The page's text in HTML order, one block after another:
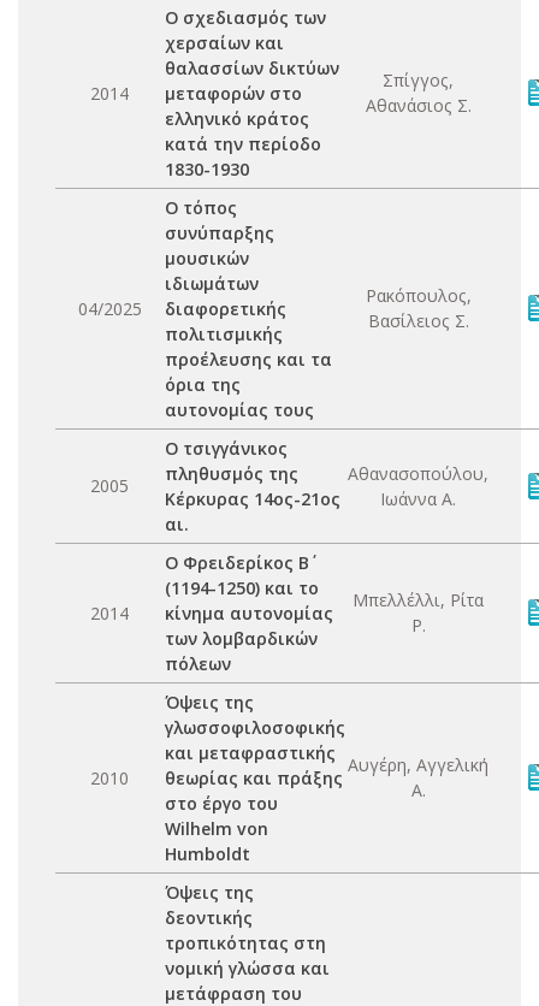
2014
Ο σχεδιασμός των
χερσαίων και
θαλασσίων δικτύων
μεταφορών στο
ελληνικό κράτος
κατά την περίοδο
1830-1930
Σπίγγος,
Αθανάσιος Σ.
04/2025
Ο τόπος
συνύπαρξης
μουσικών
ιδιωμάτων
διαφορετικής
πολιτισμικής
προέλευσης και τα
όρια της
αυτονομίας τους
Ρακόπουλος,
Βασίλειος Σ.
2005
Ο τσιγγάνικος
πληθυσμός της
Κέρκυρας 14ος-21ος
αι.
Αθανασοπούλου,
Ιωάννα Α.
2014
Ο Φρειδερίκος Β΄
(1194-1250) και το
κίνημα αυτονομίας
των λομβαρδικών
πόλεων
Μπελλέλλι, Ρίτα
Ρ.
2010
Όψεις της
γλωσσοφιλοσοφικής
και μεταφραστικής
θεωρίας και πράξης
στο έργο του
Wilhelm von
Humboldt
Αυγέρη, Αγγελική
Α.
Όψεις της
δεοντικής
τροπικότητας στη
νομική γλώσσα και
μετάφραση του